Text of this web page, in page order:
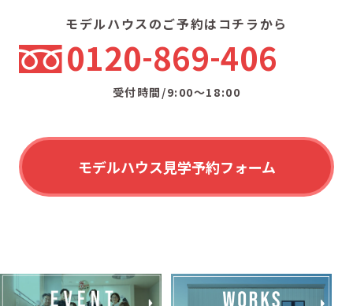
モデルハウスのご予約はコチラから
0120 869 406
受付時間/9:00〜18:00
モデルハウス見学予約フォーム